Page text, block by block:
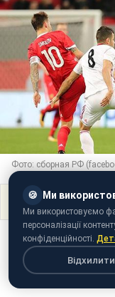
Фото: сборная РФ
🍪 Ми
Ми використовуємо
персоналізації
конфіденційності.
Відхилити